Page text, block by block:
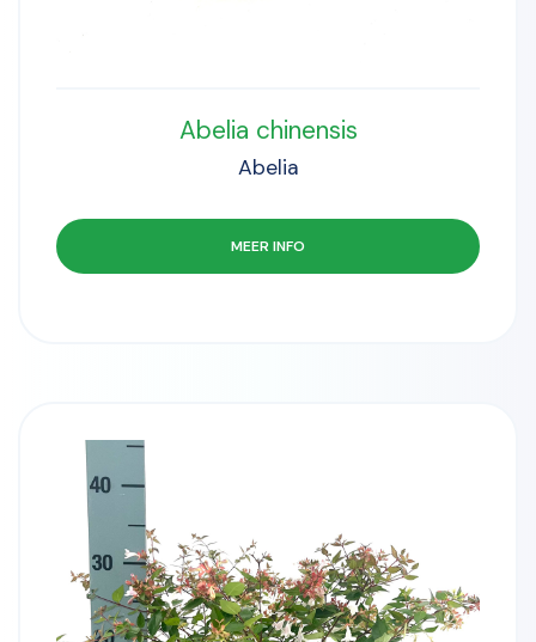
Abelia chinensis
Abelia
MEER INFO